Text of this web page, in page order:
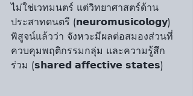
ไม่ใช่เวทมนตร์ แต่วิทยาศาสตร์ด้าน
ประสาทดนตรี (𝗻𝗲𝘂𝗿𝗼𝗺𝘂𝘀𝗶𝗰𝗼𝗹𝗼𝗴𝘆)
พิสูจน์แล้วว่า จังหวะมีผลต่อสมองส่วนที่
ควบคุมพฤติกรรมกลุ่ม และความรู้สึก
ร่วม (𝘀𝗵𝗮𝗿𝗲𝗱 𝗮𝗳𝗳𝗲𝗰𝘁𝗶𝘃𝗲 𝘀𝘁𝗮𝘁𝗲𝘀)